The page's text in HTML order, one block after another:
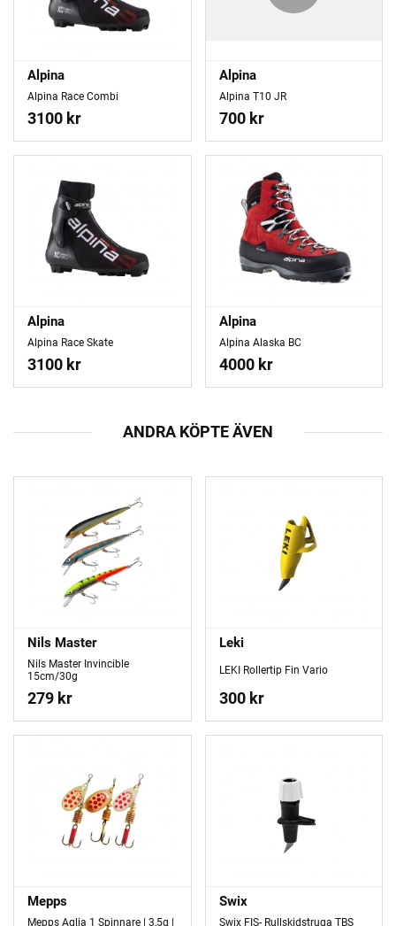
Alpina
Alpina Race Combi
3100 kr
Alpina
Alpina T10 JR
700 kr
Alpina
Alpina Race Skate
3100 kr
Alpina
Alpina Alaska BC
4000 kr
ANDRA KÖPTE ÄVEN
Nils Master
Nils Master Invincible
15cm/30g
279 kr
Leki
LEKI Rollertip Fin Vario
300 kr
Mepps
Mepps Aglia 1 Spinnare | 3,5g |
Swix
Swix FIS- Rullskidstruga TBS